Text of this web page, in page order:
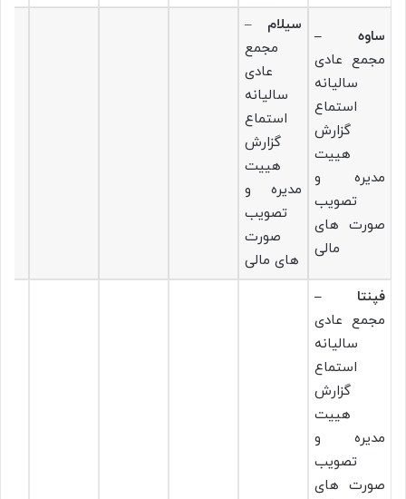
ساوه –
مجمع عادی
سالیانه
استماع
گزارش
هییت
مدیره و
تصویب
صورت های
مالی
سیلام –
مجمع
عادی
سالیانه
استماع
گزارش
هییت
مدیره و
تصویب
صورت
های مالی
فپنتا –
مجمع عادی
سالیانه
استماع
گزارش
هییت
مدیره و
تصویب
صورت های